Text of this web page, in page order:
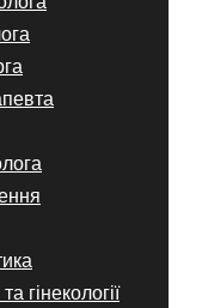
гінекології